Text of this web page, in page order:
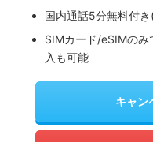
国内通話5分無料付
SIMカード/eSIMの
入も可能
キャン